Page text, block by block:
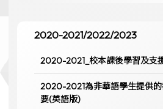
2020-2021/2022/2023
2020-2021_校本課後學習及支
2020-2021為非華語學生提供
要(英語版)